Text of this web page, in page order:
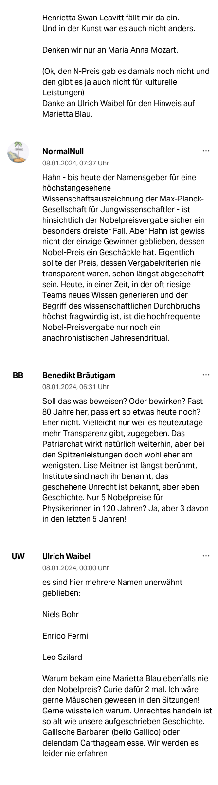
Henrietta Swan Leavitt fällt mir da ein.
Und in der Kunst war es auch nicht anders.
Denken wir nur an Maria Anna Mozart.
(Ok, den N-Preis gab es damals noch nicht und
den gibt es ja auch nicht für kulturelle
Leistungen)
Danke an Ulrich Waibel für den Hinweis auf
Marietta Blau.
NormalNull
08.01.2024, 07:37 Uhr
Hahn - bis heute der Namensgeber für eine
höchstangesehene
Wissenschaftsauszeichnung der Max-Planck-
Gesellschaft für Jungwissenschaftler - ist
hinsichtlich der Nobelpreisvergabe sicher ein
besonders dreister Fall. Aber Hahn ist gewiss
nicht der einzige Gewinner geblieben, dessen
Nobel-Preis ein Geschäckle hat. Eigentlich
sollte der Preis, dessen Vergabekriterien nie
transparent waren, schon längst abgeschafft
sein. Heute, in einer Zeit, in der oft riesige
Teams neues Wissen generieren und der
Begriff des wissenschaftlichen Durchbruchs
höchst fragwürdig ist, ist die hochfrequente
Nobel-Preisvergabe nur noch ein
anachronistischen Jahresendritual.
BB Benedikt Bräutigam
08.01.2024, 06:31 Uhr
Soll das was beweisen? Oder bewirken? Fast
80 Jahre her, passiert so etwas heute noch?
Eher nicht. Vielleicht nur weil es heutezutage
mehr Transparenz gibt, zugegeben. Das
Patriarchat wirkt natürlich weiterhin, aber bei
den Spitzenleistungen doch wohl eher am
wenigsten. Lise Meitner ist längst berühmt,
Institute sind nach ihr benannt, das
geschehene Unrecht ist bekannt, aber eben
Geschichte. Nur 5 Nobelpreise für
Physikerinnen in 120 Jahren? Ja, aber 3 davon
in den letzten 5 Jahren!
UW Ulrich Waibel
08.01.2024, 00:00 Uhr
es sind hier mehrere Namen unerwähnt
geblieben:
Niels Bohr
Enrico Fermi
Leo Szilard
Warum bekam eine Marietta Blau ebenfalls nie
den Nobelpreis? Curie dafür 2 mal. Ich wäre
gerne Mäuschen gewesen in den Sitzungen!
Gerne wüsste ich warum. Unrechtes handeln ist
so alt wie unsere aufgeschrieben Geschichte.
Gallische Barbaren (bello Gallico) oder
delendam Carthageam esse. Wir werden es
leider nie erfahren